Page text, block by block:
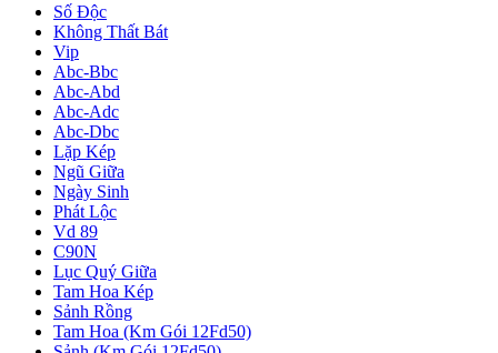
Số Độc
Không Thất Bát
Vip
Abc-Bbc
Abc-Abd
Abc-Adc
Abc-Dbc
Lặp Kép
Ngũ Giữa
Ngày Sinh
Phát Lộc
Vd 89
C90N
Lục Quý Giữa
Tam Hoa Kép
Sảnh Rồng
Tam Hoa (Km Gói 12Fd50)